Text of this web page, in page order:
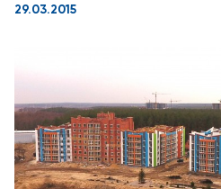
29.03.2015